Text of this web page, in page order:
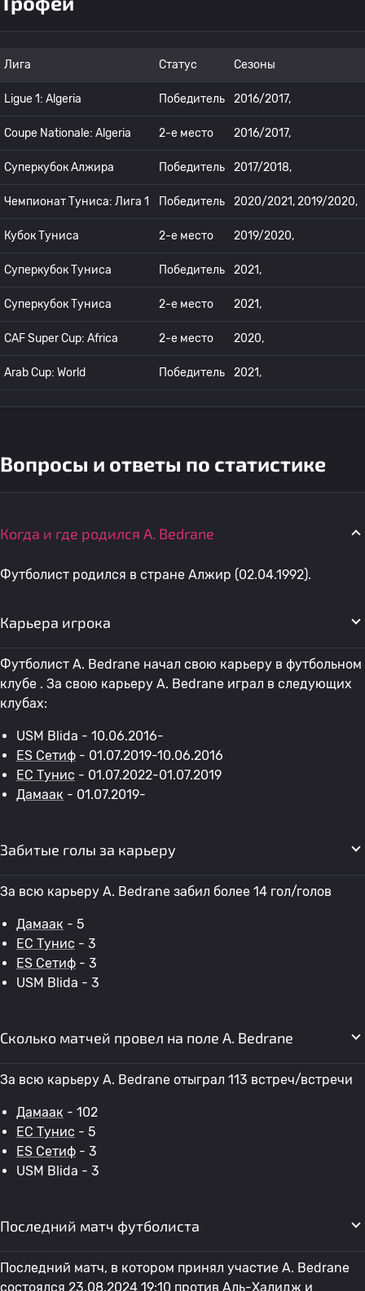
Лига Статус Сезоны
Ligue 1: Algeria Победитель 2016/2017,
Coupe Nationale: Algeria 2-е место 2016/2017,
Суперкубок Алжира Победитель 2017/2018,
Чемпионат Туниса: Лига 1 Победитель 2020/2021, 2019/2020,
Кубок Туниса 2-е место 2019/2020,
Суперкубок Туниса Победитель 2021,
Суперкубок Туниса 2-е место 2021,
CAF Super Cup: Africa 2-е место 2020,
Arab Cup: World Победитель 2021,
Вопросы и ответы по статистике
Когда и где родился A. Bedrane
Футболист родился в стране Алжир (02.04.1992).
Карьера игрока
Футболист A. Bedrane начал свою карьеру в футбольном
клубе . За свою карьеру A. Bedrane играл в следующих
клубах:
USM Blida - 10.06.2016-
ES Сетиф - 01.07.2019-10.06.2016
ЕС Тунис - 01.07.2022-01.07.2019
Дамаак - 01.07.2019-
Забитые голы за карьеру
За всю карьеру A. Bedrane забил более 14 гол/голов
Дамаак - 5
ЕС Тунис - 3
ES Сетиф - 3
USM Blida - 3
Сколько матчей провел на поле A. Bedrane
За всю карьеру A. Bedrane отыграл 113 встреч/встречи
Дамаак - 102
ЕС Тунис - 5
ES Сетиф - 3
USM Blida - 3
Последний матч футболиста
Последний матч, в котором принял участие A. Bedrane
состоялся 23.08.2024 19:10 против Аль-Халидж и